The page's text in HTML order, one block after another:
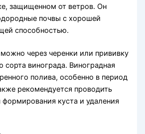
защищенном от ветров. Он
почвы с хорошей
способностью.
через черенки или прививку
сорта винограда. Виноградная
полива, особенно в период
рекомендуется проводить
куста и удаления